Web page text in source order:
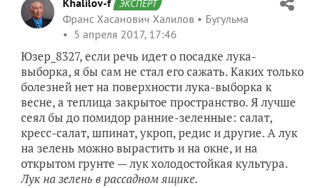
Khalilov-f ЭКСПЕРТ
Франс Хасанович Халилов
Бугульма
5 апреля 2017, 17:46
Юзер_8327, если речь идет о посадке лука-
выборка, я бы сам не стал его сажать. Каких только
болезней нет на поверхности лука-выборка к
весне, а теплица закрытое пространство. Я лучше
сеял бы до помидор ранние-зеленные: салат,
кресс-салат, шпинат, укроп, редис и другие. А лук
на зелень можно вырастить и на окне, и на
открытом грунте — лук холодостойкая культура.
Лук на зелень в рассадном ящике.